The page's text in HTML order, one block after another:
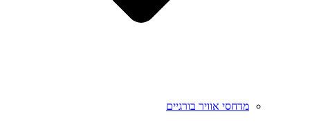
מדחסי אוויר בורגיים